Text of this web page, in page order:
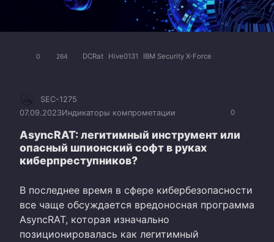
0 264 DCRat Hive0131 IBM Security X-Force
0
SEC-1275
07.09.2023Индикаторы компрометации
AsyncRAT: легитимный инструмент или
опасный шпионский софт в руках
киберпреступников?
В последнее время в сфере кибербезопасности
все чаще обсуждается вредоносная программа
AsyncRAT, которая изначально
позиционировалась как легитимный